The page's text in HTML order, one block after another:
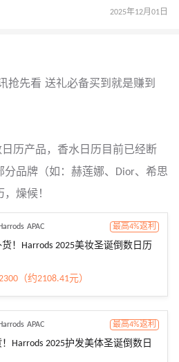
2025年12月01日
抢先看 送礼必备买到就是赚到
日历产品，香水日历目前已经断
分品牌（如：赫莲娜、Dior、希思
燥候！
Harrods APAC 最高4%返利
！Harrods 2025美妆圣诞倒数日历
（约2108.41元）
Harrods APAC 最高4%返利
Harrods 2025护发美体圣诞倒数日